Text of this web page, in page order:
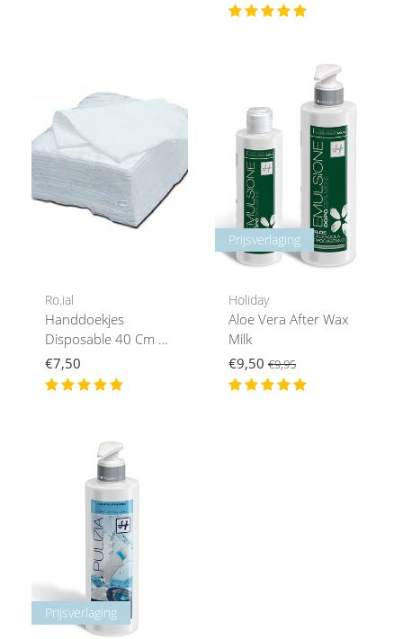
Ro.ial
Handdoekjes
Disposable 40 Cm X
50 Cm
€7,50
Prijsverlaging
Holiday
Aloe Vera After Wax
Milk
€9,50 €9,95
Prijsverlaging